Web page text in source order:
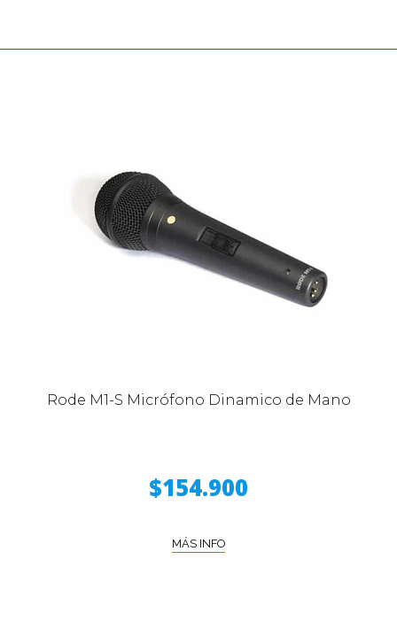
Rode M1-S Micrófono Dinamico de Mano
$154.900
MÁS INFO